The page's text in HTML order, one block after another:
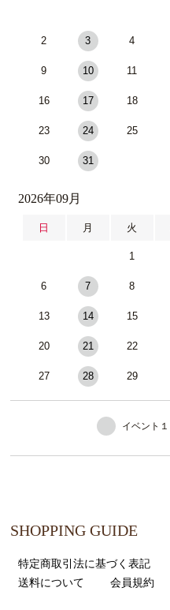
2 3 4
9 10 11
16 17 18
23 24 25
30 31
2026年09月
日 月 火
1
6 7 8
13 14 15
20 21 22
27 28 29
イベント１
SHOPPING GUIDE
特定商取引法に基づく表記
送料について
会員規約